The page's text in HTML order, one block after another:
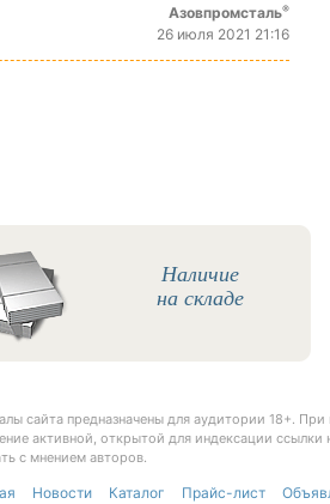
Азовпромсталь®
26 июля 2021 21:16
Наличие
на складе
сайта предназначены для аудитории 18+.
активной, открытой для индексации
с мнением авторов.
Новости Каталог Прайс-лист